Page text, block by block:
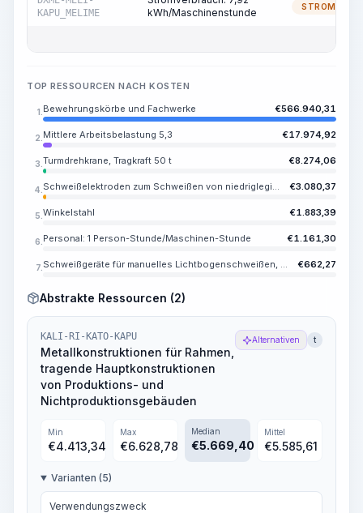
KAPU_MELIME
kWh/Maschinenstunde
STROM
TOP RESSOURCEN NACH KOSTEN
1. Bewehrungskörbe und Fachwerke €566.940,31
2. Mittlere Arbeitsbelastung 5,3 €17.974,92
3. Turmdrehkrane, Tragkraft 50 t €8.274,06
4. Schweißelektroden zum Schweißen von niedriglegierten und kohlenstoffhaltigen Stählen ANO-6, E42, Durchmesser 6 mm €3.080,37
5. Winkelstahl €1.883,39
6. Personal: 1 Person-Stunde/Maschinen-Stunde €1.161,30
7. Schweißgeräte für manuelles Lichtbogenschweißen, Schweißstrom bis 500 A €662,27
Abstrakte Ressourcen (2)
KALI-RI-KATO-KAPU
Metallkonstruktionen für Rahmen,
tragende Hauptkonstruktionen
von Produktions- und
Nichtproduktionsgebäuden
Alternativen t
Min
€4.413,34
Max
€6.628,78
Median
€5.669,40
Mittel
€5.585,61
Varianten (5)
Verwendungszweck